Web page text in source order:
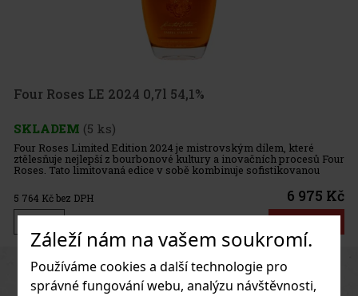
Záleží nám na vašem soukromí.
Používáme cookies a další technologie pro
správné fungování webu, analýzu návštěvnosti,
0,7l 54,1%
2024 je mistrovským dílem, které
kultury a inovačních procesů Four
edice v sobě kombinuje sofistikovanou
PreviousNext